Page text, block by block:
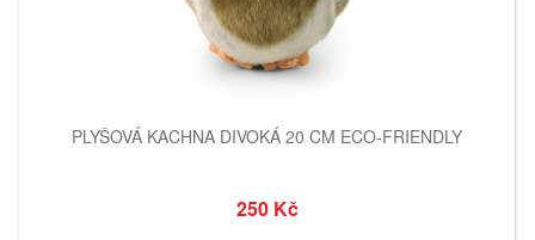
PLYŠOVÁ KACHNA DIVOKÁ 20 CM ECO-FRIENDLY
250 Kč